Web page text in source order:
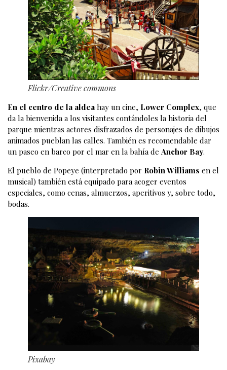
Flickr/Creative commons
En el centro de la aldea hay un cine, Lower Complex, que
da la bienvenida a los visitantes contándoles la historia del
parque mientras actores disfrazados de personajes de dibujos
animados pueblan las calles. También es recomendable dar
un paseo en barco por el mar en la bahía de Anchor Bay.
El pueblo de Popeye (interpretado por Robin Williams en el
musical) también está equipado para acoger eventos
especiales, como cenas, almuerzos, aperitivos y, sobre todo,
bodas.
Pixabay